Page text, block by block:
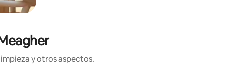
y otros aspectos.